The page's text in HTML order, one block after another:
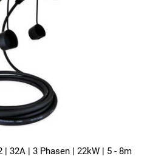
| 32A | 3 Phasen | 22kW | 5 - 8m